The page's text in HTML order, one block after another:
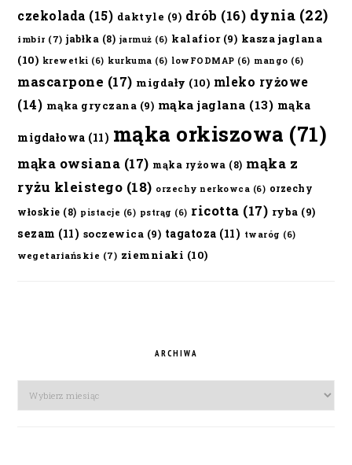
czekolada (15) daktyle (9) drób (16) dynia (22)
imbir (7) jabłka (8) jarmuż (6) kalafior(9) kasza jaglana
(10) krewetki (6) kurkuma (6) lowFODMAP (6) mango (6)
mascarpone (17) migdały (10) mleko ryżowe
(14) mąka gryczana (9) mąka jaglana (13) mąka
migdałowa (11) mąka orkiszowa (71)
mąka owsiana (17) mąka ryżowa (8) mąka z
ryżu kleistego (18) orzechy nerkowca (6) orzechy
włoskie (8) pistacje (6) pstrąg (6) ricotta (17) ryba (9)
sezam (11) soczewica (9) tagatoza (11) twaróg (6)
wegetariańskie (7) ziemniaki (10)
ARCHIWA
Archiwa